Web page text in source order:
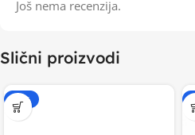
Još nema recenzija.
Slični proizvodi
-15%